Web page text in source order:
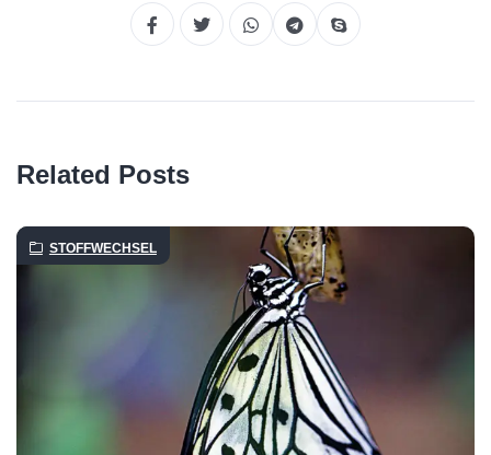
Related Posts
STOFFWECHSEL